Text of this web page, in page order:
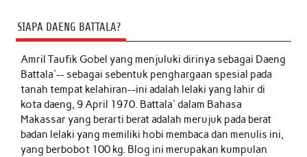
SIAPA DAENG BATTALA?
Amril Taufik Gobelyang menjuluki dirinya sebagai Daeng
Battala'-- sebagai sebentuk penghargaan spesial pada
tanah tempat kelahiran--ini adalah lelaki yang lahir di
kota daeng, 9 April 1970. Battala' dalam Bahasa
Makassar yang berarti berat adalah merujuk pada berat
badan lelaki yang memiliki hobi membaca dan menulis ini,
yang berbobot 100 kg. Blog ini merupakan kumpulan